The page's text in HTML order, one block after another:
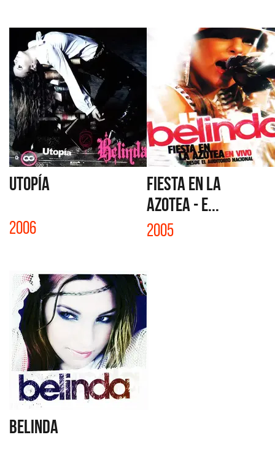
UTOPÍA
2006
FIESTA EN LA
AZOTEA - E...
2005
BELINDA